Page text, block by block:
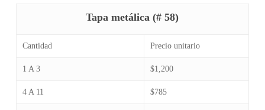
Tapa metálica (# 58)
Cantidad Precio unitario
1 A 3 $1,200
4 A 11 $785